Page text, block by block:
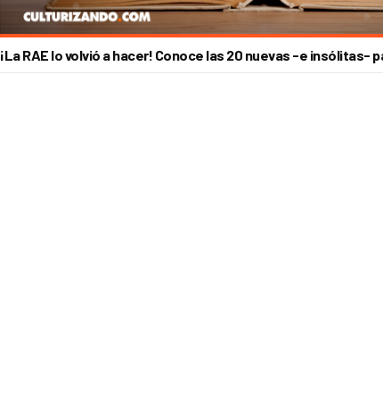
¡La RAE lo volvió a hacer! Conoce las 20 nuevas -e insólitas-